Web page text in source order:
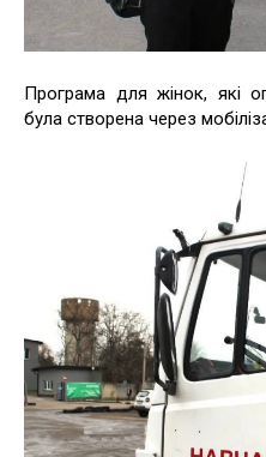
Програма для жінок, які
була створена через